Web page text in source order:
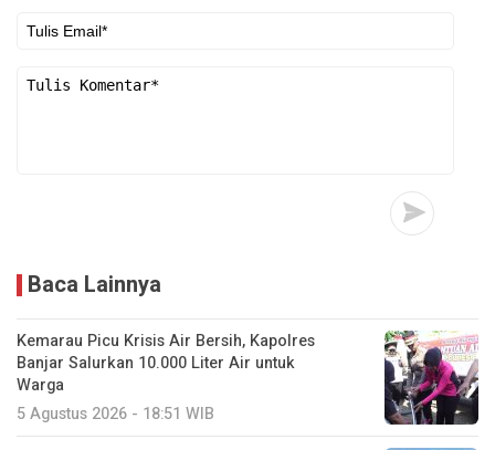
Baca Lainnya
Kemarau Picu Krisis Air Bersih, Kapolres
Banjar Salurkan 10.000 Liter Air untuk
Warga
5 Agustus 2026 - 18:51 WIB